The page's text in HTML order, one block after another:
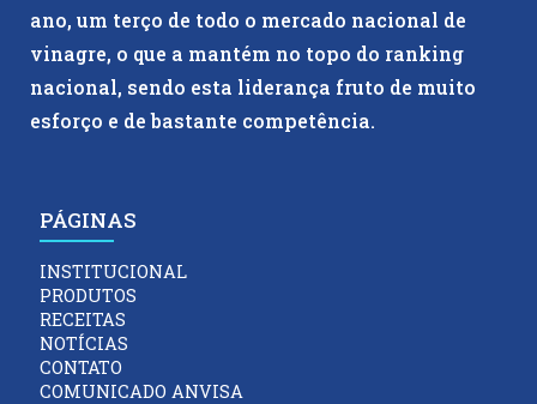
ano, um terço de todo o mercado nacional de
vinagre, o que a mantém no topo do ranking
nacional, sendo esta liderança fruto de muito
esforço e de bastante competência.
PÁGINAS
INSTITUCIONAL
PRODUTOS
RECEITAS
NOTÍCIAS
CONTATO
COMUNICADO ANVISA